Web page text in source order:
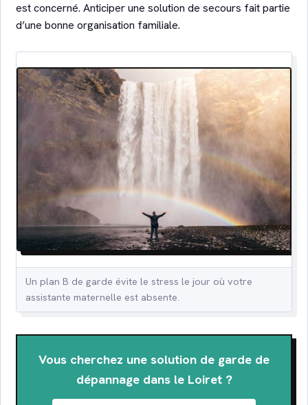
est concerné. Anticiper une solution de secours fait partie
d’une bonne organisation familiale.
Un plan B de garde évite le stress le jour où votre
assistante maternelle est absente.
Vous cherchez une solution de garde de
dépannage dans le Loiret ?